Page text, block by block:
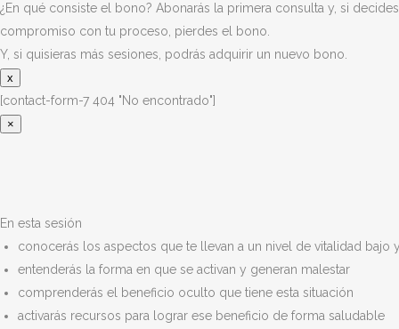
¿En qué consiste el bono? Abonarás la primera consulta y, si
compromiso con tu proceso, pierdes el bono.
Y, si quisieras más sesiones, podrás adquirir un nuevo bono.
x
[contact-form-7 404 "No encontrado"]
×
En esta sesión
conocerás los aspectos que te llevan a un nivel de vitalidad bajo
entenderás la forma en que se activan y generan malestar
comprenderás el beneficio oculto que tiene esta situación
activarás recursos para lograr ese beneficio de forma saludable